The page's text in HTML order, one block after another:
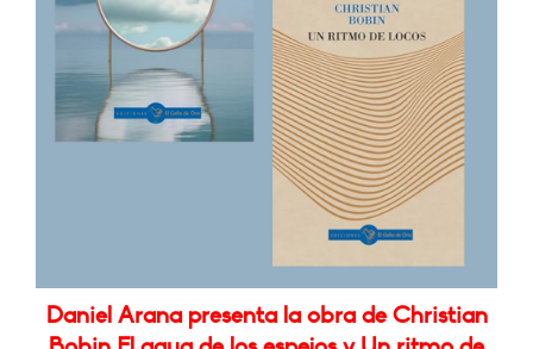
Daniel Arana presenta la obra de Christian